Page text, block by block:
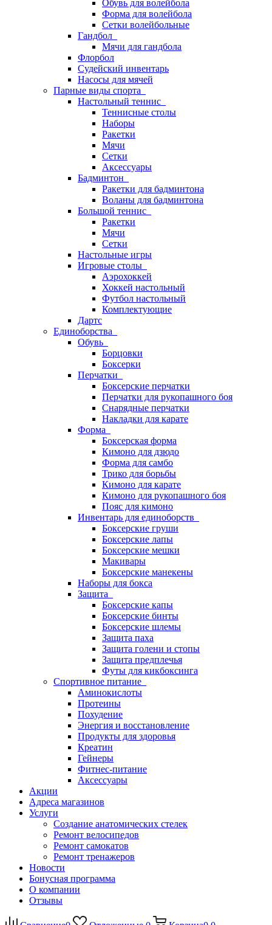
Обувь для волейбола
Форма для волейбола
Сетки волейбольные
Гандбол
Мячи для гандбола
Флорбол
Судейский инвентарь
Насосы для мячей
Парные виды спорта
Настольный теннис
Теннисные столы
Наборы
Ракетки
Мячи
Сетки
Аксессуары
Бадминтон
Ракетки для бадминтона
Воланы для бадминтона
Большой теннис
Ракетки
Мячи
Сетки
Настольные игры
Игровые столы
Аэрохоккей
Хоккей настольный
Футбол настольный
Комплектующие
Дартс
Единоборства
Обувь
Борцовки
Боксерки
Перчатки
Боксерские перчатки
Перчатки для рукопашного боя
Снарядные перчатки
Накладки для карате
Форма
Боксерская форма
Кимоно для дзюдо
Форма для самбо
Трико для борьбы
Кимоно для карате
Кимоно для рукопашного боя
Пояс для кимоно
Инвентарь для единоборств
Боксерские груши
Боксерские лапы
Боксерские мешки
Макивары
Боксерские манекены
Наборы для бокса
Защита
Боксерские капы
Боксерские бинты
Боксерские шлемы
Защита паха
Защита голени и стопы
Защита предплечья
Футы для кикбоксинга
Спортивное питание
Аминокислоты
Протеины
Похудение
Энергия и восстановление
Продукты для здоровья
Креатин
Гейнеры
Фитнес-питание
Аксессуары
Акции
Адреса магазинов
Услуги
Создание анатомических стелек
Ремонт велосипедов
Ремонт самокатов
Ремонт тренажеров
Новости
Бонусная программа
О компании
Отзывы